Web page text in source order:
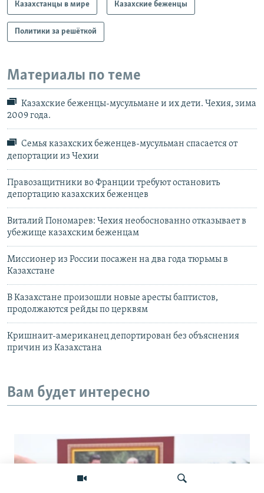
Казахстанцы в мире Казахские беженцы
Политики за решёткой
Материалы по теме
Казахские беженцы-мусульмане и их дети. Чехия, зима
2009 года.
Семья казахских беженцев-мусульман спасается от
депортации из Чехии
Правозащитники во Франции требуют остановить
депортацию казахских беженцев
Виталий Пономарев: Чехия необоснованно отказывает в
убежище казахским беженцам
Миссионер из России посажен на два года тюрьмы в
Казахстане
В Казахстане произошли новые аресты баптистов,
продолжаются рейды по церквям
Кришнаит-американец депортирован без объяснения
причин из Казахстана
Вам будет интересно